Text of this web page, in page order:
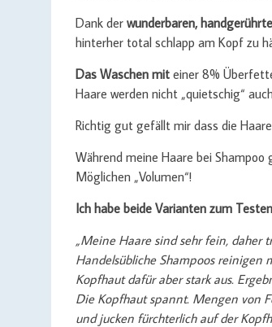
Dank der wunderbaren,
hinterher total schlapp am Kopf zu
Das Waschen mit einer 8%
Haare werden nicht „quietschig“
Richtig gut gefällt mir dass die
Während meine Haare bei
Möglichen „Volumen“!
Ich habe beide Varianten zum
„Meine Haare sind sehr fein, daher
Handelsübliche Shampoos reinigen
Kopfhaut dafür aber stark aus.
Die Kopfhaut spannt. Mengen von
und jucken fürchterlich auf der